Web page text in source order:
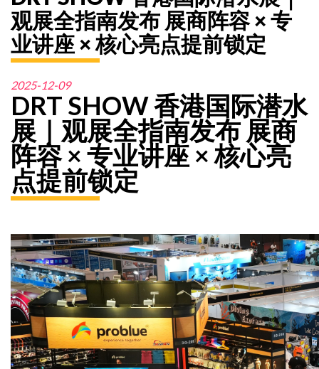
香港
观展全指南发布 展商阵容 × 专
业讲座 × 核心亮点提前锁定
2025-12-09
DRT SHOW 香港国际潜水
展｜观展全指南发布 展商
阵容 × 专业讲座 × 核心亮
点提前锁定